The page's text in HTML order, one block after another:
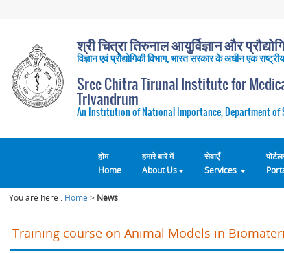
श्री चित्रा तिरुनाल आयुर्विज्ञान और
विज्ञान एवं प्रौद्योगिकी विभाग, भारत सरकार के अधीन एक
Sree Chitra Tirunal Institute for
Trivandrum
An Institution of National Importance, Department of
होम
Home
हमारे बारे में
About Us
सेवाएँ
Services
You are here : Home > News
Training course on Animal Models in